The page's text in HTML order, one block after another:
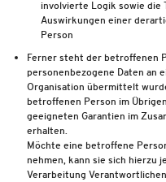
involvierte Logik sowie die
Auswirkungen einer
Person
Ferner steht der betroffenen
personenbezogene Daten an
Organisation übermittelt
betroffenen Person im
geeigneten Garantien im
erhalten.
Möchte eine betroffene
nehmen, kann sie sich hierzu
Verarbeitung